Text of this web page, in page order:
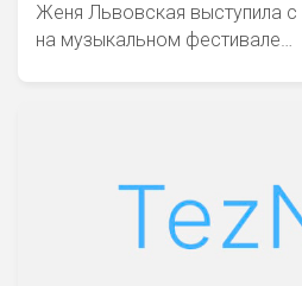
Женя Львовская выступила
на музыкальном фестивале…